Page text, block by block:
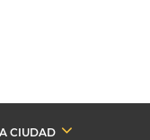
CIUDAD